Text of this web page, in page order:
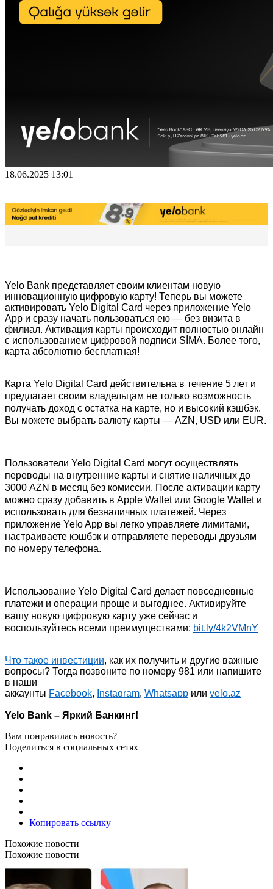
18.06.2025 13:01
Yelo Bank представляет своим клиентам новую
инновационную цифровую карту! Теперь вы можете
активировать Yelo Digital Card через приложение Yelo
App и сразу начать пользоваться ею — без визита в
филиал. Активация карты происходит полностью онлайн
с использованием цифровой подписи SİMA. Более того,
карта абсолютно бесплатная!
Карта Yelo Digital Card действительна в течение 5 лет и
предлагает своим владельцам не только возможность
получать доход с остатка на карте, но и высокий кэшбэк.
Вы можете выбрать валюту карты — AZN, USD или EUR.
Пользователи Yelo Digital Card могут осуществлять
переводы на внутренние карты и снятие наличных до
3000 AZN в месяц без комиссии. После активации карту
можно сразу добавить в Apple Wallet или Google Wallet и
использовать для безналичных платежей. Через
приложение Yelo App вы легко управляете лимитами,
настраиваете кэшбэк и отправляете переводы друзьям
по номеру телефона.
Использование Yelo Digital Card делает повседневные
платежи и операции проще и выгоднее. Активируйте
вашу новую цифровую карту уже сейчас и
воспользуйтесь всеми преимуществами: bit.ly/4k2VMnY
Что такое инвестиции, как их получить и другие важные
вопросы? Тогда позвоните по номеру 981 или напишите
в наши
аккаунты Facebook, Instagram, Whatsapp или yelo.az
Yelo Bank – Яркий Банкинг!
Вам понравилась новость?
Поделиться в социальных сетях
Копировать ссылку
Похожие новости
Похожие новости